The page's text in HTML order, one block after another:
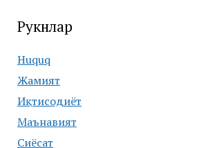
Рукнлар
Huquq
Жамият
Иқтисодиёт
Маънавият
Сиёсат